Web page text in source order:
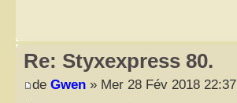
Re: Styxexpress 80.
de Gwen » Mer 28 Fév 2018 22:37